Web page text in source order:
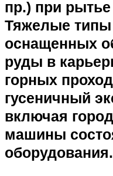
пр.) при рытье
Тяжелые типы
оснащенных
руды в
горных
гусеничный
включая
машины
оборудования.